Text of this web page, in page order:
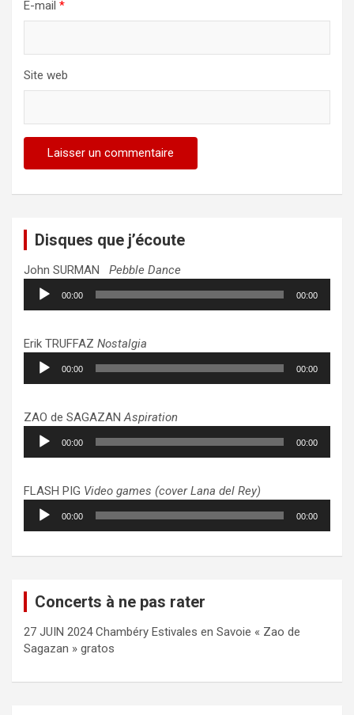
E-mail *
Site web
Disques que j’écoute
John SURMAN Pebble Dance
Lecteur
audio
00:00 00:00
Erik TRUFFAZ Nostalgia
Lecteur
audio
00:00 00:00
ZAO de SAGAZANAspiration
Lecteur
audio
00:00 00:00
FLASH PIG Video games (cover Lana del Rey)
Lecteur
audio
00:00 00:00
Concerts à ne pas rater
27 JUIN 2024 Chambéry Estivales en Savoie « Zao de
Sagazan » gratos